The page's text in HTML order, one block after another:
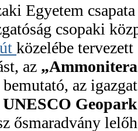
Egyetem
csopaki
közelébe
az
az
Geopark
ősmaradvány